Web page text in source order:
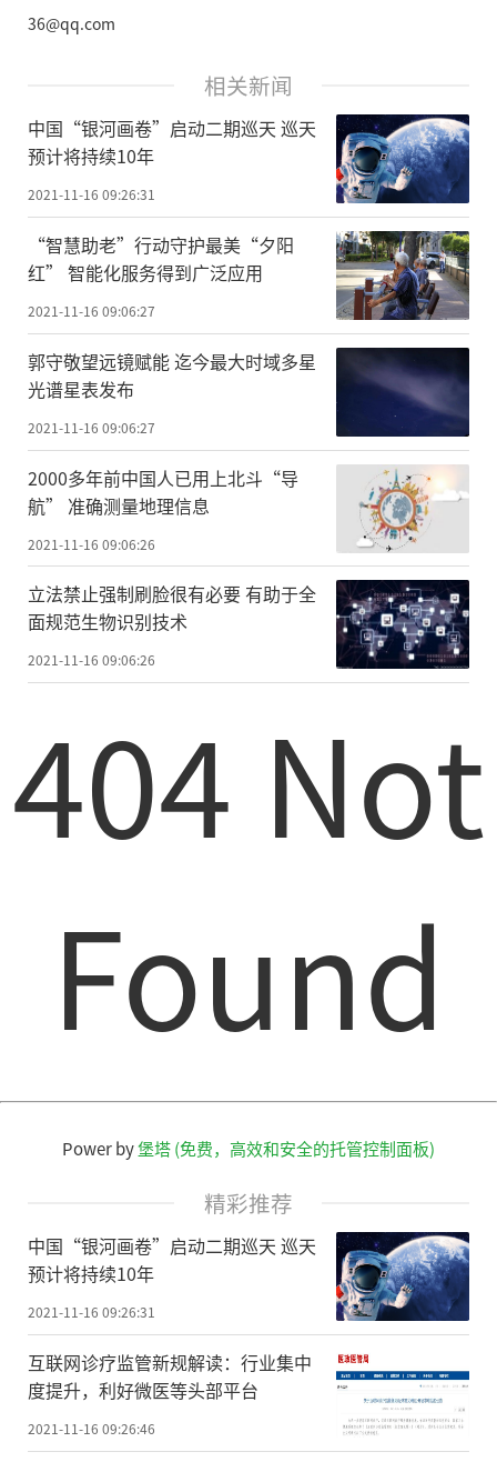
36@qq.com
相关新闻
中国“银河画卷”启动二期巡天 巡天
预计将持续10年
2021-11-16 09:26:31
“智慧助老”行动守护最美“夕阳
红” 智能化服务得到广泛应用
2021-11-16 09:06:27
郭守敬望远镜赋能 迄今最大时域多星
光谱星表发布
2021-11-16 09:06:27
2000多年前中国人已用上北斗“导
航” 准确测量地理信息
2021-11-16 09:06:26
立法禁止强制刷脸很有必要 有助于全
面规范生物识别技术
2021-11-16 09:06:26
404 Not
Found
Power by堡塔 (免费，高效和安全的托管控制面板)
精彩推荐
中国“银河画卷”启动二期巡天 巡天
预计将持续10年
2021-11-16 09:26:31
互联网诊疗监管新规解读：行业集中
度提升，利好微医等头部平台
2021-11-16 09:26:46